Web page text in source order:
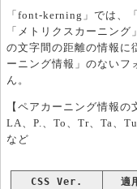
「font-kerning」では、
「メトリクスカーニン
の文字間の距離の情報に
ーニング情報」のないフ
ん。
【ペアカーニング情報の
LA、P.、To、Tr、Ta、
など
CSS Ver. 適